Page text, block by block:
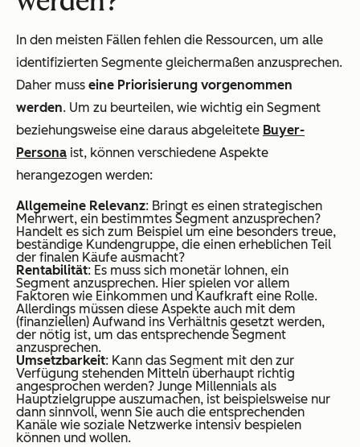
In den meisten Fällen fehlen die Ressourcen, um alle
identifizierten Segmente gleichermaßen anzusprechen.
Daher muss eine Priorisierung vorgenommen
werden. Um zu beurteilen, wie wichtig ein Segment
beziehungsweise eine daraus abgeleitete Buyer-
Persona ist, können verschiedene Aspekte
herangezogen werden:
Allgemeine Relevanz: Bringt es einen strategischen
Mehrwert, ein bestimmtes Segment anzusprechen?
Handelt es sich zum Beispiel um eine besonders treue,
beständige Kundengruppe, die einen erheblichen Teil
der finalen Käufe ausmacht?
Rentabilität: Es muss sich monetär lohnen, ein
Segment anzusprechen. Hier spielen vor allem
Faktoren wie Einkommen und Kaufkraft eine Rolle.
Allerdings müssen diese Aspekte auch mit dem
(finanziellen) Aufwand ins Verhältnis gesetzt werden,
der nötig ist, um das entsprechende Segment
anzusprechen.
Umsetzbarkeit: Kann das Segment mit den zur
Verfügung stehenden Mitteln überhaupt richtig
angesprochen werden? Junge Millennials als
Hauptzielgruppe auszumachen, ist beispielsweise nur
dann sinnvoll, wenn Sie auch die entsprechenden
Kanäle wie soziale Netzwerke intensiv bespielen
können und wollen.